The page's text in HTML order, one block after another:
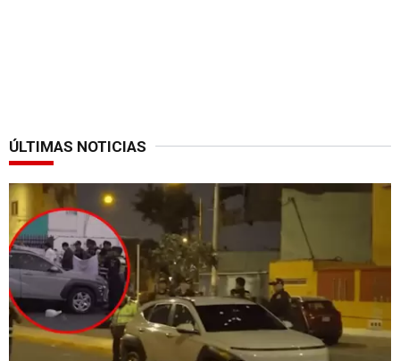
ÚLTIMAS NOTICIAS